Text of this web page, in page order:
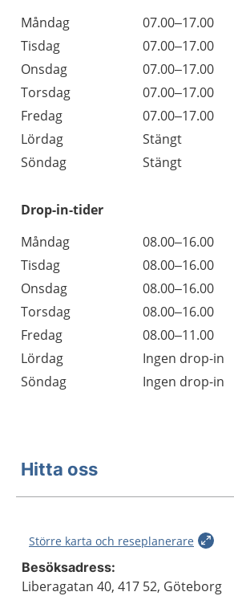
Dag
Öppettider
Kommentarer
Måndag
07.00–17.00
Tisdag
07.00–17.00
Onsdag
07.00–17.00
Torsdag
07.00–17.00
Fredag
07.00–17.00
Lördag
Stängt
Söndag
Stängt
Drop-in-tider
Måndag
08.00–16.00
Tisdag
08.00–16.00
Onsdag
08.00–16.00
Torsdag
08.00–16.00
Fredag
08.00–11.00
Lördag
Ingen drop-in
Söndag
Ingen drop-in
Hitta oss
Större karta och reseplanerare
Besöksadress:
Liberagatan 40, 417 52, Göteborg